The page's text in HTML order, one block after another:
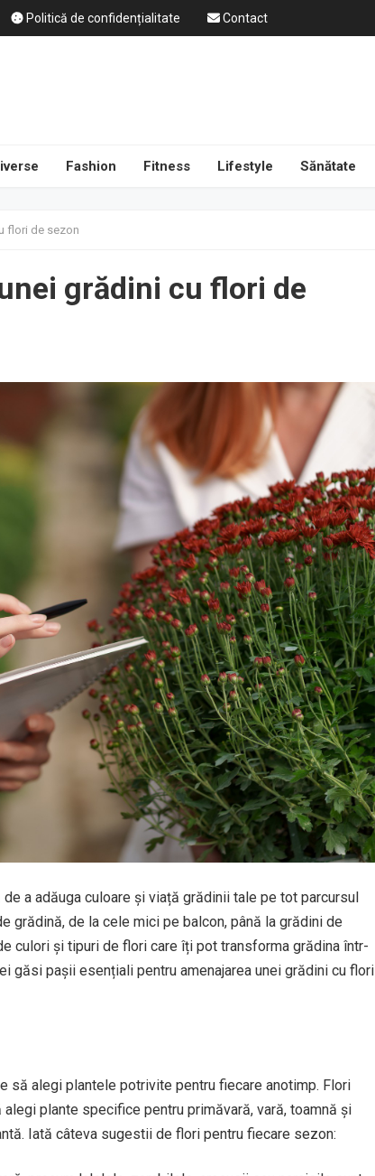
Politică de confidențialitate Contact
Fashion Fitness Lifestyle Sănătate
flori de sezon
grădini cu flori de
a adăuga culoare și viață grădinii tale pe tot parcursul
de la cele mici pe balcon, până la grădini de
culori și tipuri de flori care îți pot transforma grădina într-
găsi pașii esențiali pentru amenajarea unei grădini cu flori
să alegi plantele potrivite pentru fiecare anotimp. Flori
plante specifice pentru primăvară, vară, toamnă și
Iată câteva sugestii de flori pentru fiecare sezon: